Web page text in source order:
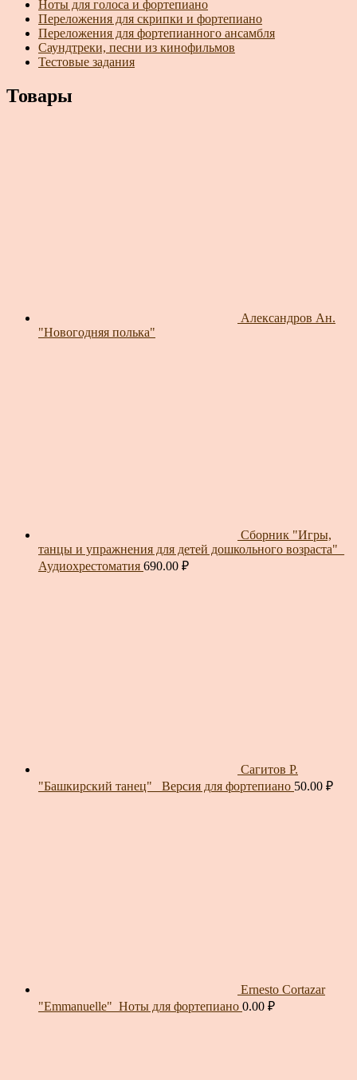
Ноты для голоса и фортепиано
Переложения для скрипки и фортепиано
Переложения для фортепианного ансамбля
Саундтреки, песни из кинофильмов
Тестовые задания
Товары
Александров Ан.
"Новогодняя полька"
Сборник "Игры,
танцы и упражнения для детей дошкольного возраста"_
Аудиохрестоматия 690.00 ₽
Сагитов Р.
"Башкирский танец"_ Версия для фортепиано 50.00 ₽
Ernesto Cortazar
"Emmanuelle"_Ноты для фортепиано 0.00 ₽